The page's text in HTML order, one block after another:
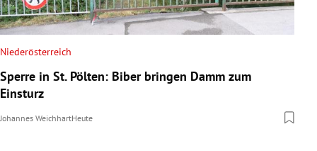
Niederösterreich
Sperre in St. Pölten: Biber bringen Damm zum
Einsturz
Johannes WeichhartHeute